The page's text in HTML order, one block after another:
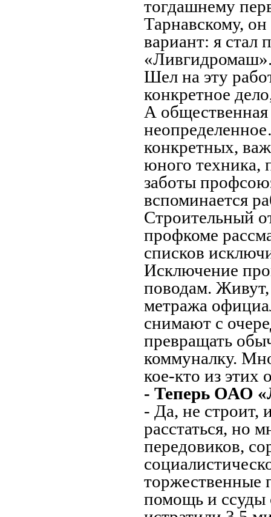
тогдашнему
Тарнавскому,
вариант: я стал
Шел на эту
конкретное
А общественная
конкретных,
юного техника,
заботы
вспоминается
Строительный
профкоме
списков
Исключение
поводам.
метража
снимают с
превращать
коммуналку.
кое-кто из этих
- Теперь ОАО
- Да, не строит,
расстаться, но
передовиков,
торжественные
помощь и ссуды